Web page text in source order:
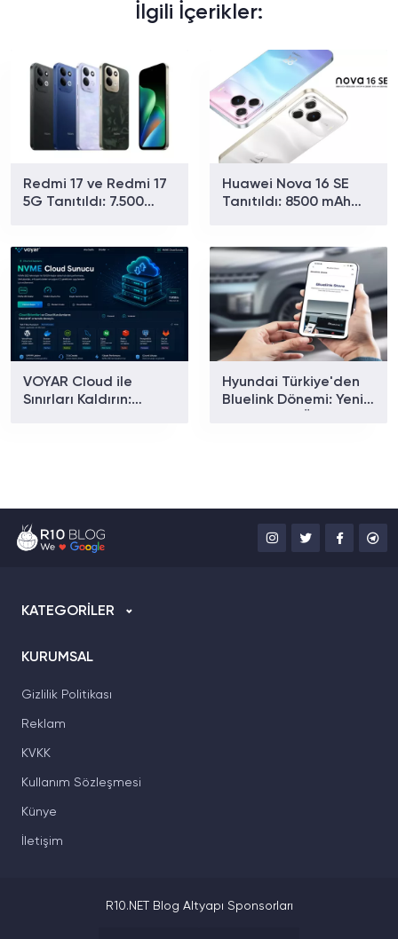
İlgili İçerikler:
Redmi 17 ve Redmi 17
5G Tanıtıldı: 7.500
Fiyat
Huawei Nova 16 SE
Tanıtıldı: 8500 mAh
Çekiyor
VOYAR Cloud ile
Sınırları Kaldırın:
Hyundai Türkiye'den
Bluelink Dönemi: Yeni
KATEGORİLER
KURUMSAL
Gizlilik Politikası
Reklam
KVKK
Kullanım Sözleşmesi
Künye
İletişim
R10.NET Blog Altyapı Sponsorları